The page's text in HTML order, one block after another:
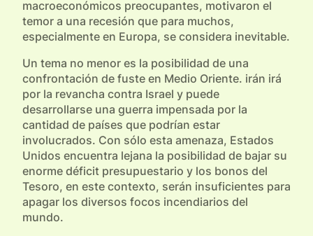
macroeconómicos preocupantes, motivaron el
temor a una recesión que para muchos,
especialmente en Europa, se considera inevitable.
Un tema no menor es la posibilidad de una
confrontación de fuste en Medio Oriente. irán irá
por la revancha contra Israel y puede
desarrollarse una guerra impensada por la
cantidad de países que podrían estar
involucrados. Con sólo esta amenaza, Estados
Unidos encuentra lejana la posibilidad de bajar su
enorme déficit presupuestario y los bonos del
Tesoro, en este contexto, serán insuficientes para
apagar los diversos focos incendiarios del
mundo.